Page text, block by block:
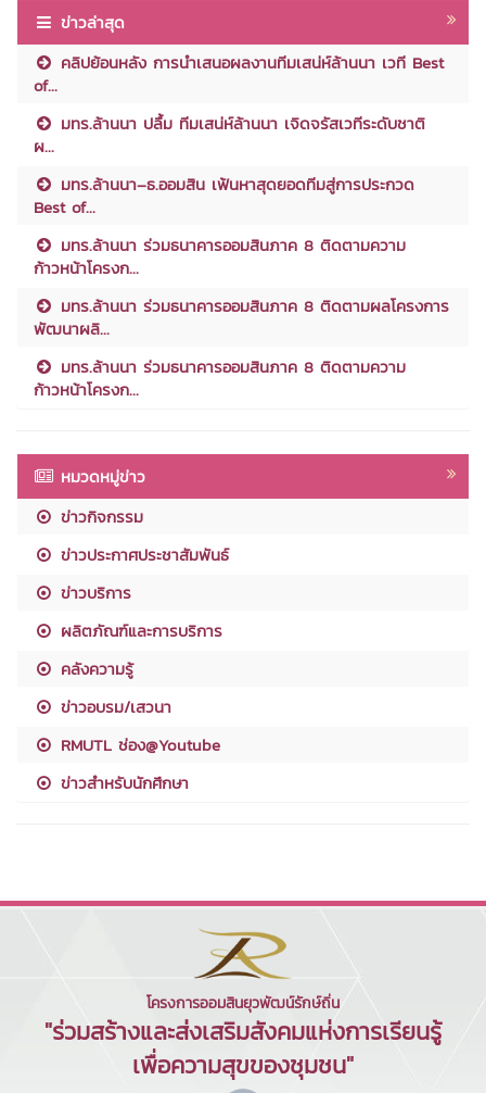
ข่าวล่าสุด
คลิปย้อนหลัง การนำเสนอผลงานทีมเสน่ห์ล้านนา เวที Best
of...
มทร.ล้านนา ปลื้ม ทีมเสน่ห์ล้านนา เจิดจรัสเวทีระดับชาติ
ผ...
มทร.ล้านนา–ธ.ออมสิน เฟ้นหาสุดยอดทีมสู่การประกวด
Best of...
มทร.ล้านนา ร่วมธนาคารออมสินภาค 8 ติดตามความ
ก้าวหน้าโครงก...
มทร.ล้านนา ร่วมธนาคารออมสินภาค 8 ติดตามผลโครงการ
พัฒนาผลิ...
มทร.ล้านนา ร่วมธนาคารออมสินภาค 8 ติดตามความ
ก้าวหน้าโครงก...
หมวดหมู่ข่าว
ข่าวกิจกรรม
ข่าวประกาศประชาสัมพันธ์
ข่าวบริการ
ผลิตภัณฑ์และการบริการ
คลังความรู้
ข่าวอบรม/เสวนา
RMUTL ช่อง@Youtube
ข่าวสำหรับนักศึกษา
โครงการออมสินยุวพัฒน์รักษ์ถิ่น
"ร่วมสร้างและส่งเสริมสังคมแห่งการเรียนรู้
เพื่อความสุขของชุมชน"